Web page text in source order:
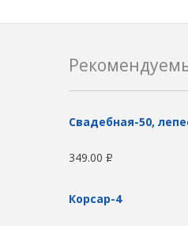
Свадебная-50,
349.00 Р
Корсар-4